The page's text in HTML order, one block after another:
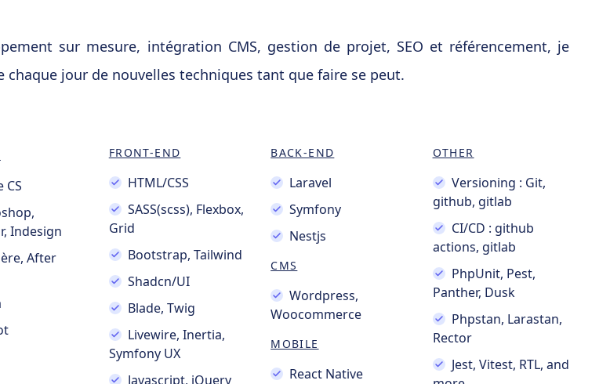
sur mesure, intégration CMS, gestion de projet, SEO et référencement, je
chaque jour de nouvelles techniques tant que faire se peut.
CS
Indesign
After
FRONT-END
HTML/CSS
SASS(scss), Flexbox,
Grid
Bootstrap, Tailwind
Shadcn/UI
Blade, Twig
Livewire, Inertia,
Symfony UX
Javascript, jQuery
BACK-END
Laravel
Symfony
Nestjs
CMS
Wordpress,
Woocommerce
MOBILE
React Native
OTHER
Versioning : Git,
github, gitlab
CI/CD : github
actions, gitlab
PhpUnit, Pest,
Panther, Dusk
Phpstan, Larastan,
Rector
Jest, Vitest, RTL, and